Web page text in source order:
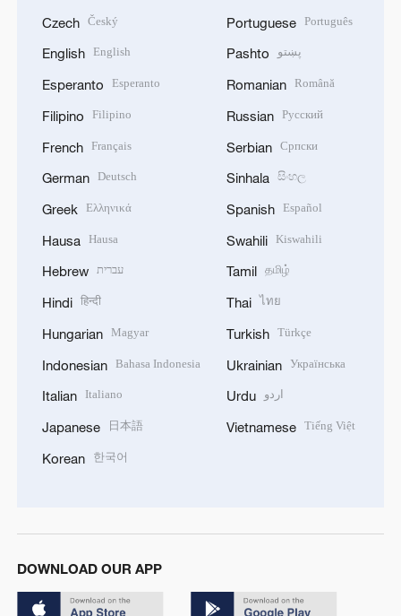
Czech Český
English English
Esperanto Esperanto
Filipino Filipino
French Français
German Deutsch
Greek Ελληνικά
Hausa Hausa
Hebrew עברית
Hindi हिन्दी
Hungarian Magyar
Indonesian Bahasa Indonesia
Italian Italiano
Japanese 日本語
Korean 한국어
Portuguese Português
Pashto پښتو
Romanian Română
Russian Русский
Serbian Српски
Sinhala සිංහල
Spanish Español
Swahili Kiswahili
Tamil தமிழ்
Thai ไทย
Turkish Türkçe
Ukrainian Українська
Urdu اردو
Vietnamese Tiếng Việt
DOWNLOAD OUR APP